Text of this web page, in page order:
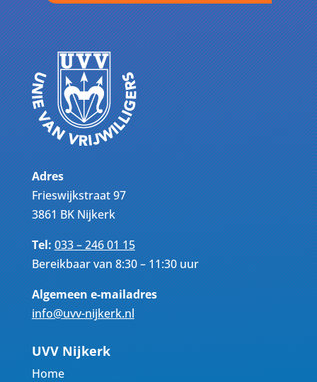
Adres
Frieswijkstraat 97
3861 BK Nijkerk
Tel:033 – 246 01 15
Bereikbaar van 8:30 – 11:30 uur
Algemeen e-mailadres
info@uvv-nijkerk.nl
UVV Nijkerk
Home